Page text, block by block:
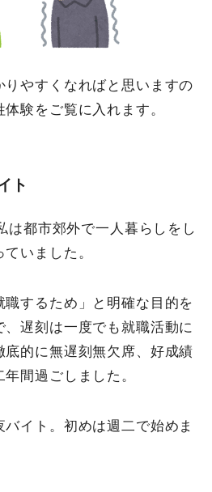
りやすくなればと思いますの
験をご覧に入れます。
ト
は都市郊外で一人暮らしをし
いました。
職するため」と明確な目的を
遅刻は一度でも就職活動に
的に無遅刻無欠席、好成績
間過ごしました。
イト。初めは週二で始めま